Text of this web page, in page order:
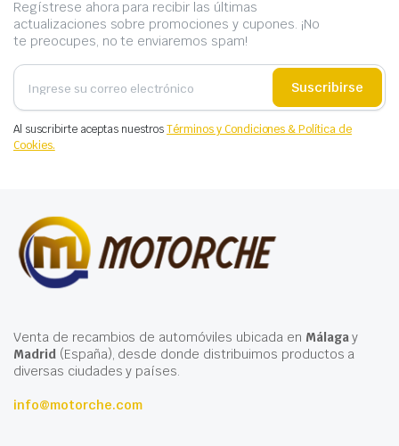
Regístrese ahora para recibir las últimas
actualizaciones sobre promociones y cupones. ¡No
te preocupes, no te enviaremos spam!
Suscribirse
Al suscribirte aceptas nuestrosTérminos y Condiciones & Política de
Cookies.
Venta de recambios de automóviles ubicada en Málagay
Madrid(España), desde donde distribuimos productos a
diversas ciudades y países.
info@motorche.com